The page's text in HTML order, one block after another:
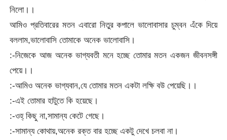
নিলো।।
আমিও প্রতিবারের মতন এবারো নিতুর কপালে ভালোবাসার চুম্বন এঁকে দিয়ে
বললাম,ভালোবাসি তোমাকে অনেক ভালোবাসি।
:-নিজেকে আজ অনেক ভাগ্যবতী মনে হচ্ছে তোমার মতন একজন জীবনসঙ্গী
পেয়ে।।
:-আমিও অনেক ভাগ্যবান,যে তোমার মতন একটা লক্ষি বউ পেয়েছি।।
:-এই তোমার হাটুতে কি হয়েছে।
:-ওহ্ কিছু না,সামান্য কেটে গেছে।
:-সামান্য কোথায়,অনেক রক্ত বার হচ্ছে একটু দেখে চলবা না।